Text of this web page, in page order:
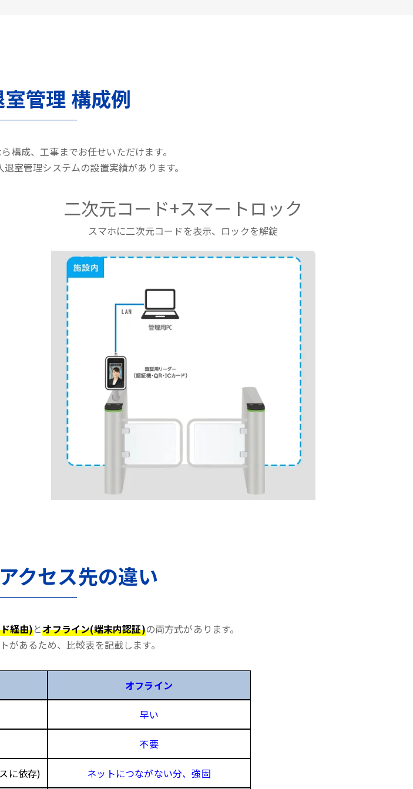
管理 構成例
構成、工事までお任せいただけます。
室管理システムの設置実績があります。
二次元コード+スマートロック
スマホに二次元コードを表示、ロックを解錠
クセス先の違い
経由)とオフライン(端末内認証)の両方式があります。
があるため、比較表を記載します。
オフライン
早い
不要
に依存) ネットにつながない分、強固